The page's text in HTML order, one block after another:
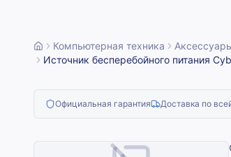
Компьютерная техника
Источник бесперебойного питания
Официальная гарантия Доставка по